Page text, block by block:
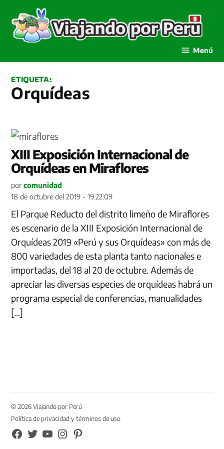
contenido
Menú
ETIQUETA:
Orquídeas
XIII Exposición Internacional de
Orquídeas en Miraflores
por comunidad
18 de octubre del 2019 - 19:22:09
El Parque Reducto del distrito limeño de Miraflores
es escenario de la XIII Exposición Internacional de
Orquídeas 2019 «Perú y sus Orquídeas» con más de
800 variedades de esta planta tanto nacionales e
importadas, del 18 al 20 de octubre. Además de
apreciar las diversas especies de orquídeas habrá un
programa especial de conferencias, manualidades
[…]
© 2026 Viajando por Perú
Política de privacidad y términos de uso
FB
TW YouTubeInstagramPinterest